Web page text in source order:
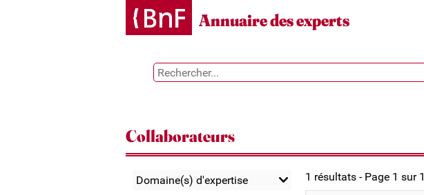
Annuaire des experts
Collaborateurs
Domaine(s) d'expertise
1 résultats - Page 1 sur 1